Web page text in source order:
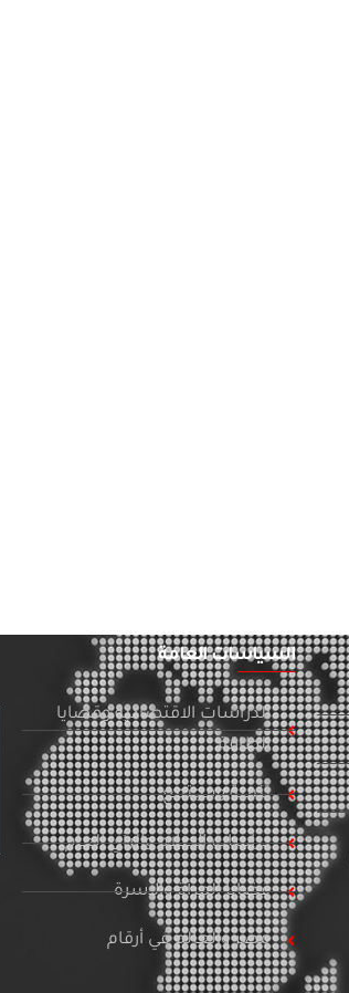
السياسات العامة
الدراسات الاقتصادية وقضايا
الطاقة
تنمية ومجتمع
دراسات الإعلام والرأي العام
قضايا المرأة والأسرة
مصر والعالم في أرقام